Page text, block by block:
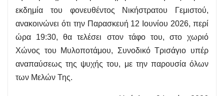
εκδημία του φονευθέντος Νικήστρατου Γεμιστού,
ανακοινώνει ότι την Παρασκευή 12 Ιουνίου 2026, περί
ώρα 19:30, θα τελέσει στον τάφο του, στο χωριό
Χώνος του Μυλοποτάμου, Συνοδικό Τρισάγιο υπέρ
αναπαύσεως της ψυχής του, με την παρουσία όλων
των Μελών Της.